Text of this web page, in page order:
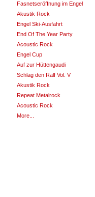
Fasnetseröffnung im Engel
Akustik Rock
Engel Ski-Ausfahrt
End Of The Year Party
Acoustic Rock
Engel Cup
Auf zur Hüttengaudi
Schlag den Ralf Vol. V
Akustik Rock
Repeat Metalrock
Acoustic Rock
More...